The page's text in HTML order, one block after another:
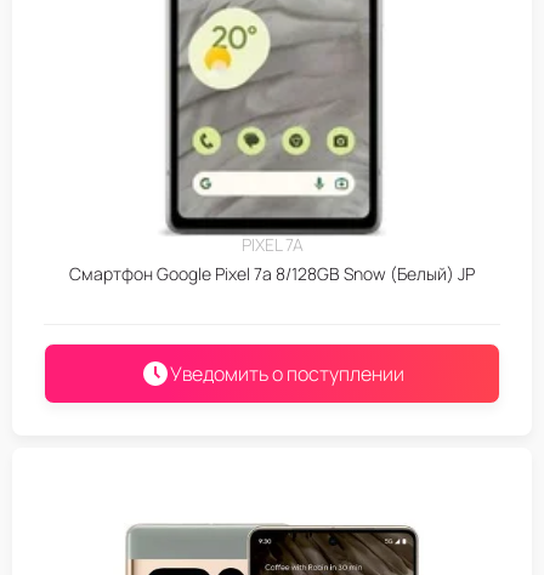
PIXEL 7A
Смартфон Google Pixel 7a 8/128GB Snow (Белый) JP
Уведомить о поступлении